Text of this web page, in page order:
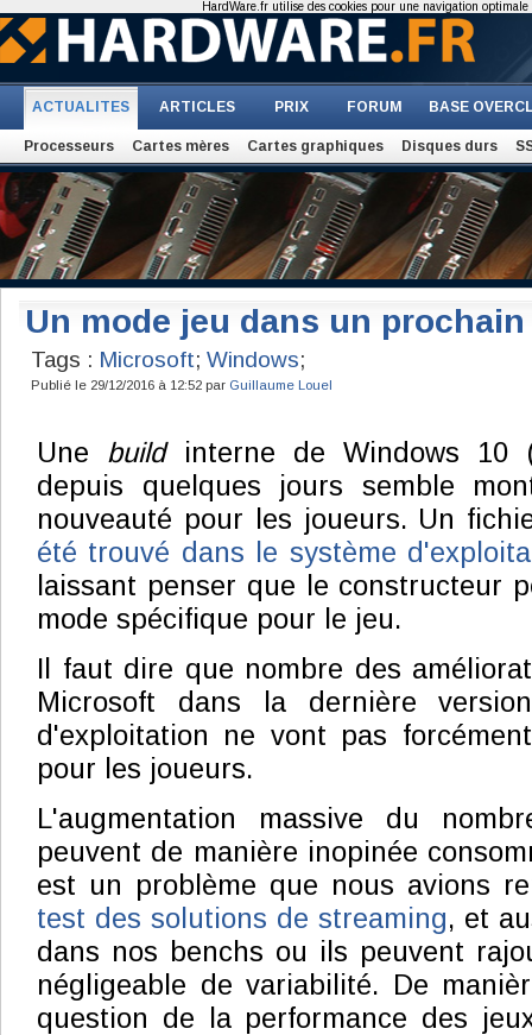
ACTUALITES ARTICLES PRIX FORUM BASE
Processeurs Cartes mères Cartes graphiques Disques durs
Un mode jeu dans un
Tags : Microsoft; Windows;
Publié le 29/12/2016 à 12:52 par Guillaume Louel
Une buildinterne de Windows 10
depuis quelques jours semble
nouveauté pour les joueurs. Un
été trouvé dans le système
laissant penser que le constructeur
mode spécifique pour le jeu.
Il faut dire que nombre des
Microsoft dans la dernière
d'exploitation ne vont pas
pour les joueurs.
L'augmentation massive du
peuvent de manière inopinée
est un problème que nous avions
test des solutions de streaming, et
dans nos benchs ou ils peuvent
négligeable de variabilité. De
question de la performance des
HardWare.fr utilise des cookies pour une navigation